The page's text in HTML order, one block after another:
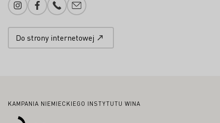
InstagramFacebookNumer telefonu
Proszę dodać e-mail
Do strony internetowej
Stopka
KAMPANIA NIEMIECKIEGO INSTYTUTU WINA